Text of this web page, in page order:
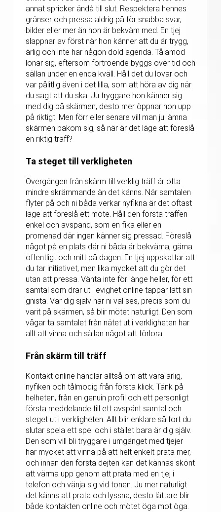
annat spricker ändå till slut. Respektera hennes
gränser och pressa aldrig på för snabba svar,
bilder eller mer än hon är bekväm med. En tjej
slappnar av först när hon känner att du är trygg,
ärlig och inte har någon dold agenda. Tålamod
lönar sig, eftersom förtroende byggs över tid och
sällan under en enda kväll. Håll det du lovar och
var pålitlig även i det lilla, som att höra av dig när
du sagt att du ska. Ju tryggare hon känner sig
med dig på skärmen, desto mer öppnar hon upp
på riktigt. Men förr eller senare vill man ju lämna
skärmen bakom sig, så när är det läge att föreslå
en riktig träff?
Ta steget till verkligheten
Övergången från skärm till verklig träff är ofta
mindre skrämmande än det känns. När samtalen
flyter på och ni båda verkar nyfikna är det oftast
läge att föreslå ett möte. Håll den första träffen
enkel och avspänd, som en fika eller en
promenad där ingen känner sig pressad. Föreslå
något på en plats där ni båda är bekväma, gärna
offentligt och mitt på dagen. En tjej uppskattar att
du tar initiativet, men lika mycket att du gör det
utan att pressa. Vänta inte för länge heller, för ett
samtal som drar ut i evighet online tappar lätt sin
gnista. Var dig själv när ni väl ses, precis som du
varit på skärmen, så blir mötet naturligt. Den som
vågar ta samtalet från nätet ut i verkligheten har
allt att vinna och sällan något att förlora.
Från skärm till träff
Kontakt online handlar alltså om att vara ärlig,
nyfiken och tålmodig från första klick. Tänk på
helheten, från en genuin profil och ett personligt
första meddelande till ett avspänt samtal och
steget ut i verkligheten. Allt blir enklare så fort du
slutar spela ett spel och i stället bara är dig själv.
Den som vill bli tryggare i umgänget med tjejer
har mycket att vinna på att helt enkelt prata mer,
och innan den första dejten kan det kännas skönt
att värma upp genom att prata med en tjej i
telefon och vänja sig vid tonen. Ju mer naturligt
det känns att prata och lyssna, desto lättare blir
både kontakten online och mötet öga mot öga.